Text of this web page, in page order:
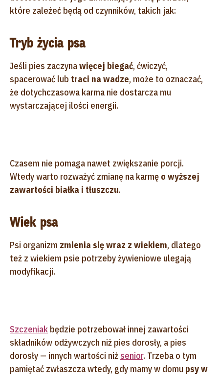
które zależeć będą od czynników, takich jak:
Tryb życia psa
Jeśli pies zaczynawięcej biegać, ćwiczyć,
spacerować lub traci na wadze, może to oznaczać,
że dotychczasowa karma nie dostarcza mu
wystarczającej ilości energii.
Czasem nie pomaga nawet zwiększanie porcji.
Wtedy warto rozważyć zmianę na karmę o wyższej
zawartości białka i tłuszczu.
Wiek psa
Psi organizm zmienia się wraz z wiekiem, dlatego
też z wiekiem psie potrzeby żywieniowe ulegają
modyfikacji.
Szczeniak będzie potrzebował innej zawartości
składników odżywczych niż pies dorosły, a pies
dorosły — innych wartości niż senior. Trzeba o tym
pamiętać zwłaszcza wtedy, gdy mamy w domu psy w